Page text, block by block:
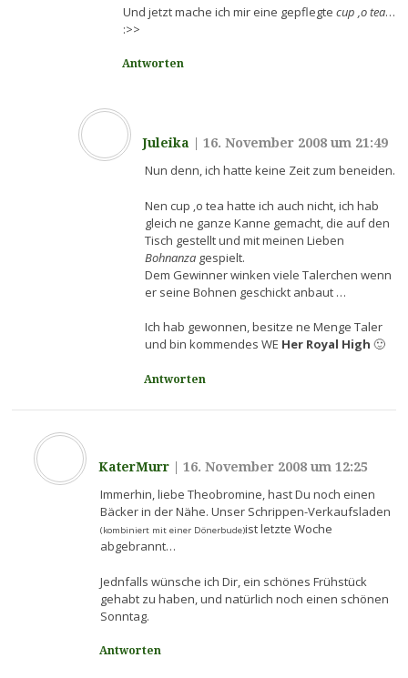
Und jetzt mache ich mir eine gepflegte cup ‚o tea…
:>>
Antworten
Juleika |16. November 2008 um 21:49
Nun denn, ich hatte keine Zeit zum beneiden.
Nen cup ‚o tea hatte ich auch nicht, ich hab
gleich ne ganze Kanne gemacht, die auf den
Tisch gestellt und mit meinen Lieben
Bohnanzagespielt.
Dem Gewinner winken viele Talerchen wenn
er seine Bohnen geschickt anbaut …
Ich hab gewonnen, besitze ne Menge Taler
und bin kommendes WE Her Royal High 🙂
Antworten
KaterMurr |16. November 2008 um 12:25
Immerhin, liebe Theobromine, hast Du noch einen
Bäcker in der Nähe. Unser Schrippen-Verkaufsladen
(kombiniert mit einer Dönerbude)ist letzte Woche
abgebrannt…
Jednfalls wünsche ich Dir, ein schönes Frühstück
gehabt zu haben, und natürlich noch einen schönen
Sonntag.
Antworten